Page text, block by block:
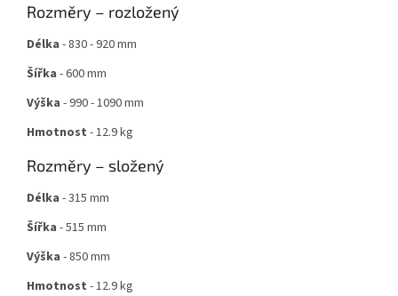
Rozměry – rozložený
Délka - 830 - 920 mm
Šířka - 600 mm
Výška - 990 - 1090 mm
Hmotnost - 12.9 kg
Rozměry – složený
Délka - 315 mm
Šířka - 515 mm
Výška - 850 mm
Hmotnost - 12.9 kg